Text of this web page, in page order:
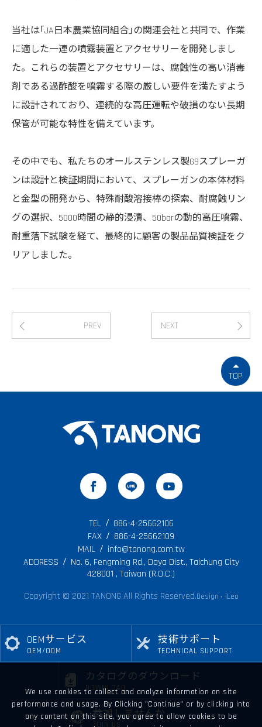
当社は｢JA日本農業協同組合｣の関連会社と共同で、作業
に適した一連の噴霧装置とアクセサリーを開発しまし
た。これらの装置とアクセサリーは、腐蝕性の高い消毒
剤である過酢酸を噴霧する際の厳しい要件を満たすよう
に設計されており、連続的な高圧運転や破損のない長期
保管が可能な特性を備えています。
その中でも、私たちのオールステンレス製G9スプレーガ
ンは設計と検証期間において、スプレーガンの本体材料
と金型の開発から、特殊耐酸溶接棒の探索、耐腐蝕リン
グの選択、5000時間の静的浸漬、50barの動的高圧噴霧、
耐重落下試験を経て、最終的に顧客の製品品質検証をク
リアしました。
PREV NEXT
TOP
TEL
886-4-25662106
FAX
886-4-25662109
MAIL
info@tanong.com.tw
ADDRESS
No. 6, Fengming Rd., Daya Dist., Taichung City
428001 , Taiwan (R.O.C.)
Copyright © 2021 TANONG All Rights Reserved.Design ‧ iLeo
OEMサービス
OEM/ODM
技術サポート
TECHNICAL SUPPORT
カタログのダウンロード
DOWNLOAD
参加しませんか
JOIN US
We use cookies to collect and analyze information on site
performance and usage. By Clicking "Continue" or by clicking into
any content on this site, you agree to allow cookies to be